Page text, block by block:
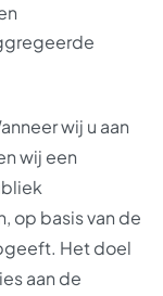
wij u aan
wij een
op basis van de
Het doel
aan de